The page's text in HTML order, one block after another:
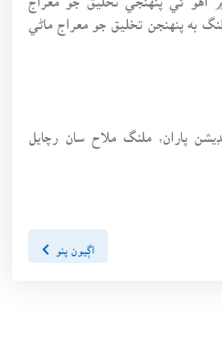
به پنهنجن تخليق جو معراج ماڻي
پاران، ملنگ ملاح سان رچايل
اڳيون پنو